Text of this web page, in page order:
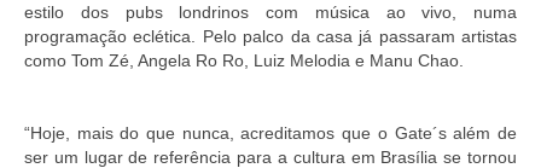
estilo dos pubs londrinos com música ao vivo, numa
programação eclética. Pelo palco da casa já passaram artistas
como Tom Zé, Angela Ro Ro, Luiz Melodia e Manu Chao.
“Hoje, mais do que nunca, acreditamos que o Gate´s além de
ser um lugar de referência para a cultura em Brasília se tornou